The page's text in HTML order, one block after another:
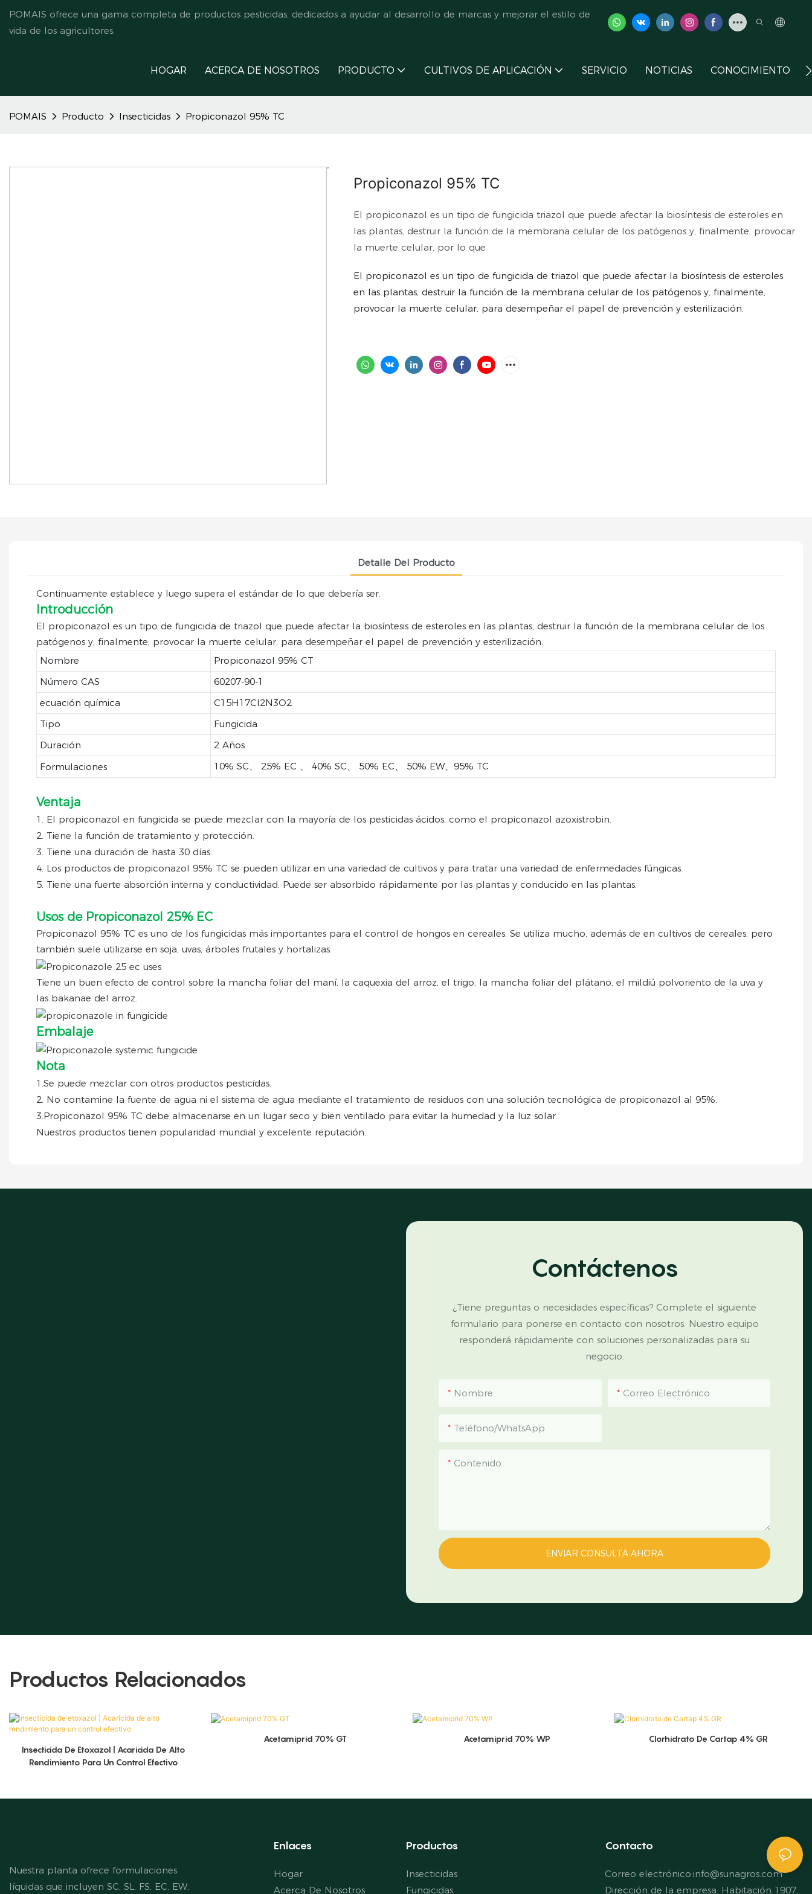
POMAIS ofrece una gama completa de productos pesticidas, dedicados a ayudar al desarrollo de marcas y mejorar el estilo de
vida de los agricultores.
HOGAR ACERCA DE NOSOTROS PRODUCTO CULTIVOS DE APLICACIÓN SERVICIO NOTICIAS CONOCIMIENTO
POMAIS Producto Insecticidas Propiconazol 95% TC
Propiconazol 95% TC
El propiconazol es un tipo de fungicida triazol que puede afectar la biosíntesis de esteroles en
las plantas, destruir la función de la membrana celular de los patógenos y, finalmente, provocar
la muerte celular, por lo que
El propiconazol es un tipo de fungicida de triazol que puede afectar la biosíntesis de esteroles
en las plantas, destruir la función de la membrana celular de los patógenos y, finalmente,
provocar la muerte celular, para desempeñar el papel de prevención y esterilización.
Detalle Del Producto
Continuamente establece y luego supera el estándar de lo que debería ser.
Introducción
El propiconazol es un tipo de fungicida de triazol que puede afectar la biosíntesis de esteroles en las plantas, destruir la función de la membrana celular de los
patógenos y, finalmente, provocar la muerte celular, para desempeñar el papel de prevención y esterilización.
Nombre
Propiconazol 95% CT
Número CAS
60207-90-1
ecuación química
C15H17Cl2N3O2
Tipo
Fungicida
Duración
2 Años
Formulaciones
10% SC、 25% EC 、 40% SC、 50% EC、 50% EW、95% TC
Ventaja
1. El propiconazol en fungicida se puede mezclar con la mayoría de los pesticidas ácidos, como el propiconazol azoxistrobin.
2. Tiene la función de tratamiento y protección.
3. Tiene una duración de hasta 30 días.
4. Los productos de propiconazol 95% TC se pueden utilizar en una variedad de cultivos y para tratar una variedad de enfermedades fúngicas.
5. Tiene una fuerte absorción interna y conductividad. Puede ser absorbido rápidamente por las plantas y conducido en las plantas.
Usos de Propiconazol 25% EC
Propiconazol 95% TC es uno de los fungicidas más importantes para el control de hongos en cereales. Se utiliza mucho, además de en cultivos de cereales, pero
también suele utilizarse en soja, uvas, árboles frutales y hortalizas.
Tiene un buen efecto de control sobre la mancha foliar del maní, la caquexia del arroz, el trigo, la mancha foliar del plátano, el mildiú polvoriento de la uva y
las bakanae del arroz.
Embalaje
Nota
1.Se puede mezclar con otros productos pesticidas.
2. No contamine la fuente de agua ni el sistema de agua mediante el tratamiento de residuos con una solución tecnológica de propiconazol al 95%.
3.Propiconazol 95% TC debe almacenarse en un lugar seco y bien ventilado para evitar la humedad y la luz solar.
Nuestros productos tienen popularidad mundial y excelente reputación.
Contáctenos
¿Tiene preguntas o necesidades específicas? Complete el siguiente
formulario para ponerse en contacto con nosotros. Nuestro equipo
responderá rápidamente con soluciones personalizadas para su
negocio.
Nombre Correo Electrónico
Teléfono/WhatsApp
Contenido
ENVIAR CONSULTA AHORA
Productos Relacionados
Insecticida De Etoxazol | Acaricida De Alto
Rendimiento Para Un Control Efectivo
Acetamiprid 70% GT Acetamiprid 70% WP Clorhidrato De Cartap 4% GR
Nuestra planta ofrece formulaciones
líquidas que incluyen SC, SL, FS, EC, EW,
Enlaces
Hogar
Acerca De Nosotros
Productos
Insecticidas
Fungicidas
Contacto
Correo electrónico:info@sunagros.com
Dirección de la empresa: Habitación 1907,